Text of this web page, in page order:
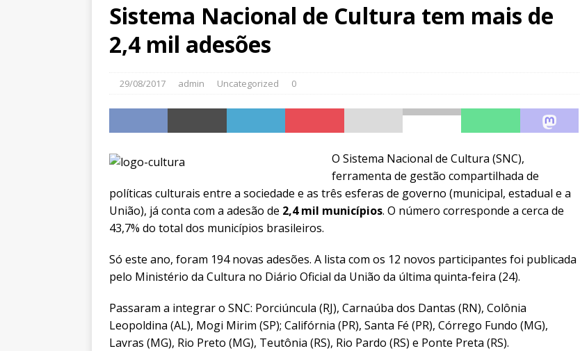
Sistema Nacional de Cultura tem mais de
2,4 mil adesões
29/08/2017 admin Uncategorized 0
O Sistema Nacional de Cultura (SNC),
ferramenta de gestão compartilhada de
políticas culturais entre a sociedade e as três esferas de governo (municipal, estadual e a
União), já conta com a adesão de 2,4 mil municípios. O número corresponde a cerca de
43,7% do total dos municípios brasileiros.
Só este ano, foram 194 novas adesões. A lista com os 12 novos participantes foi publicada
pelo Ministério da Cultura no Diário Oficial da União da última quinta-feira (24).
Passaram a integrar o SNC: Porciúncula (RJ), Carnaúba dos Dantas (RN), Colônia
Leopoldina (AL), Mogi Mirim (SP); Califórnia (PR), Santa Fé (PR), Córrego Fundo (MG),
Lavras (MG), Rio Preto (MG), Teutônia (RS), Rio Pardo (RS) e Ponte Preta (RS).